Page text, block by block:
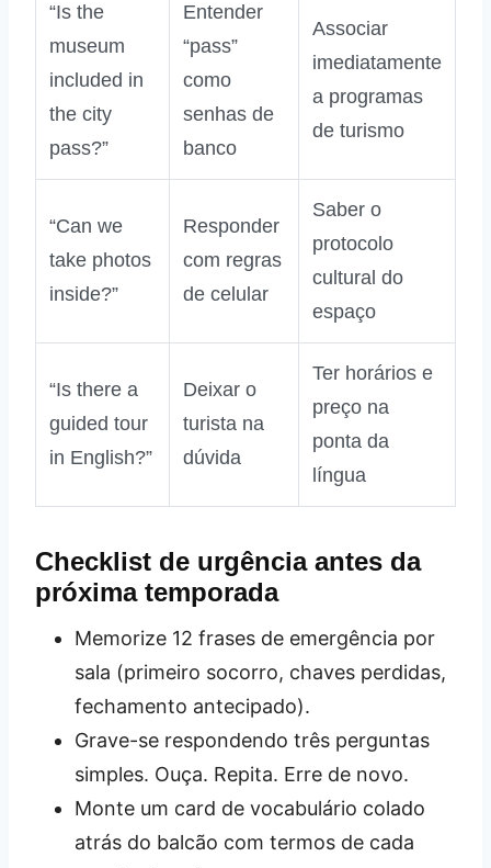
“Is the
museum
included in
the city
pass?”
Entender
“pass”
como
senhas de
banco
Associar
imediatamente
a programas
de turismo
“Can we
take photos
inside?”
Responder
com regras
de celular
Saber o
protocolo
cultural do
espaço
“Is there a
guided tour
in English?”
Deixar o
turista na
dúvida
Ter horários e
preço na
ponta da
língua
Checklist de urgência antes da
próxima temporada
Memorize 12 frases de emergência por
sala (primeiro socorro, chaves perdidas,
fechamento antecipado).
Grave-se respondendo três perguntas
simples. Ouça. Repita. Erre de novo.
Monte um card de vocabulário colado
atrás do balcão com termos de cada